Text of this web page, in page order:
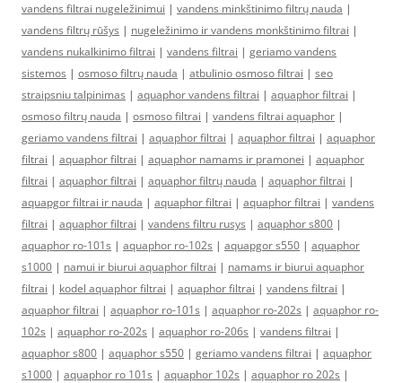
vandens filtrai nugeležinimui | vandens minkštinimo filtrų nauda |
vandens filtrų rūšys | nugeležinimo ir vandens monkštinimo filtrai |
vandens nukalkinimo filtrai | vandens filtrai | geriamo vandens
sistemos | osmoso filtrų nauda | atbulinio osmoso filtrai | seo
straipsniu talpinimas | aquaphor vandens filtrai | aquaphor filtrai |
osmoso filtrų nauda | osmoso filtrai | vandens filtrai aquaphor |
geriamo vandens filtrai | aquaphor filtrai | aquaphor filtrai | aquaphor
filtrai | aquaphor filtrai | aquaphor namams ir pramonei | aquaphor
filtrai | aquaphor filtrai | aquaphor filtrų nauda | aquaphor filtrai |
aquapgor filtrai ir nauda | aquaphor filtrai | aquaphor filtrai | vandens
filtrai | aquaphor filtrai | vandens filtru rusys | aquaphor s800 |
aquaphor ro-101s | aquaphor ro-102s | aquapgor s550 | aquaphor
s1000 | namui ir biurui aquaphor filtrai | namams ir biurui aquaphor
filtrai | kodel aquaphor filtrai | aquaphor filtrai | vandens filtrai |
aquaphor filtrai | aquaphor ro-101s | aquaphor ro-202s | aquaphor ro-
102s | aquaphor ro-202s | aquaphor ro-206s | vandens filtrai |
aquaphor s800 | aquaphor s550 | geriamo vandens filtrai | aquaphor
s1000 | aquaphor ro 101s | aquaphor 102s | aquaphor ro 202s |